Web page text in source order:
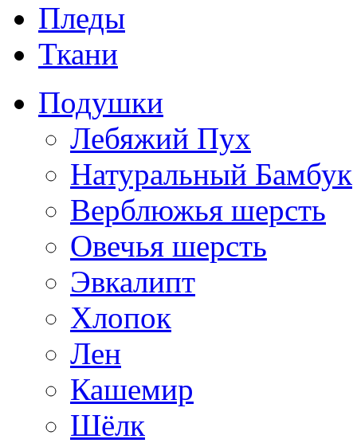
Пледы
Ткани
Подушки
Лебяжий Пух
Натуральный Бамбук
Верблюжья шерсть
Овечья шерсть
Эвкалипт
Хлопок
Лен
Кашемир
Шёлк